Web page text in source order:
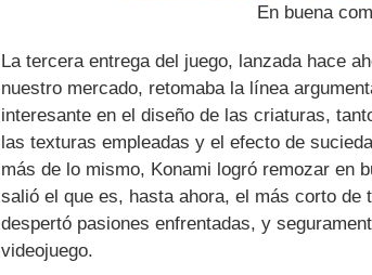
En buena
La tercera entrega del juego, lanzada hace
nuestro mercado, retomaba la línea
interesante en el diseño de las criaturas,
las texturas empleadas y el efecto de
más de lo mismo, Konami logró remozar en
salió el que es, hasta ahora, el más corto de
despertó pasiones enfrentadas, y
videojuego.